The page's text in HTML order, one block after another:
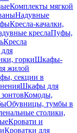
Комплекты мягкой
Надувные
Кресла-качалки,
креслаПуфы,
Кресла
горкиШкафы-
жилой
секции в
Шкафы для
Комоды,
Обувницы, тумбы в
столики,
Кровати и
Кроватки для